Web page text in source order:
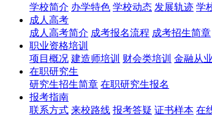
学校简介 办学特色 学校动态 发展轨迹 学
成人高考
成人高考简介 成考报名流程 成考招生简章
职业资格培训
项目概况 建造师培训 财会类培训 金融从
在职研究生
研究生招生简章 在职研究生报名
报考指南
联系方式 来校路线 报考答疑 证书样本 在